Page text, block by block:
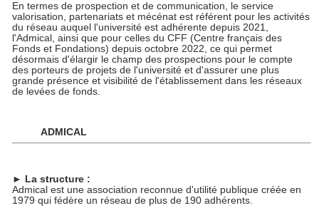
En termes de prospection et de communication, le service
valorisation, partenariats et mécénat est référent pour les activités
du réseau auquel l'université est adhérente depuis 2021,
l'Admical, ainsi que pour celles du CFF (Centre français des
Fonds et Fondations) depuis octobre 2022, ce qui permet
désormais d'élargir le champ des prospections pour le compte
des porteurs de projets de l'université et d'assurer une plus
grande présence et visibilité de l'établissement dans les réseaux
de levées de fonds.
ADMICAL
►
La structure :
Admical est une association reconnue d'utilité publique créée en
1979 qui fédère un réseau de plus de 190 adhérents.